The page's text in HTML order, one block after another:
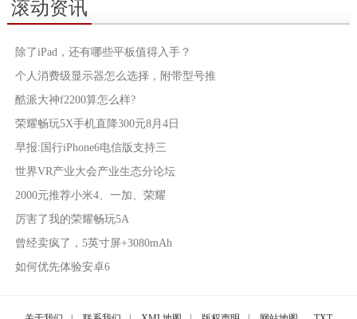
滚动资讯
除了iPad，还有哪些平板值得入手？
个人消费级显示器怎么选择，附带型号推
酷派大神f2200算怎么样?
荣耀畅玩5X手机直降300元8月4日
早报:国行iPhone6电信版支持三
世界VR产业大会产业生态分论坛
2000元推荐小米4、一加、荣耀
厉害了我的荣耀畅玩5A
曾经卖疯了，5英寸屏+3080mAh
如何优先体验安卓6